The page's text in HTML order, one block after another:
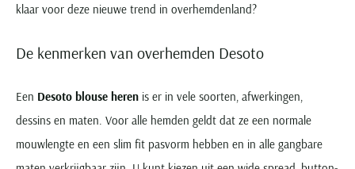
klaar voor deze nieuwe trend in overhemdenland?
De kenmerken van overhemden Desoto
Een Desoto blouse heren is er in vele soorten, afwerkingen,
dessins en maten. Voor alle hemden geldt dat ze een normale
mouwlengte en een slim fit pasvorm hebben en in alle gangbare